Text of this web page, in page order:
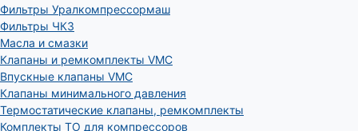
Фильтры Уралкомпрессормаш
Фильтры ЧКЗ
Масла и смазки
Клапаны и ремкомплекты VMC
Впускные клапаны VMC
Клапаны минимального давления
Термостатические клапаны, ремкомплекты
Комплекты ТО для компрессоров